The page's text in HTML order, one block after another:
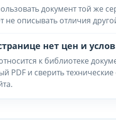
документ той же
не описывать отличия
нет цен и
к библиотеке
PDF и сверить